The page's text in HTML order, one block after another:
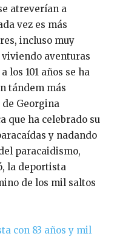
atreverían a
vez es más
incluso muy
aventuras
los 101 años se ha
tándem más
de Georgina
que ha celebrado su
y nadando
paracaidismo,
la deportista
de los mil saltos